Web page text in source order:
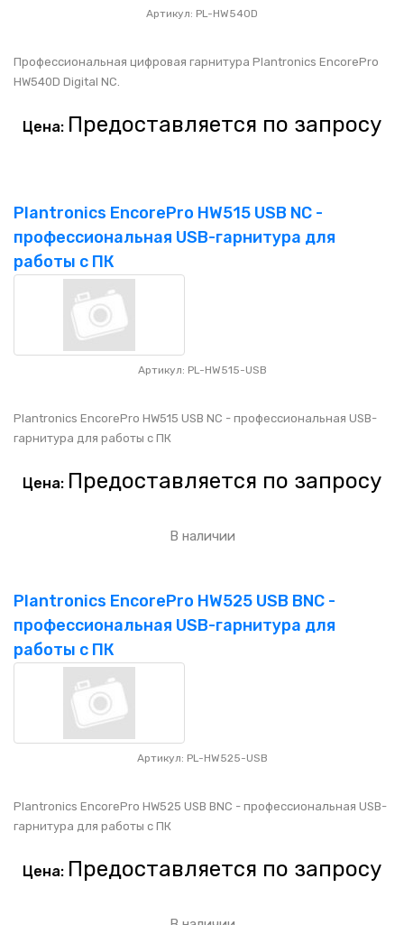
Артикул: PL-HW540D
Профессиональная цифровая гарнитура Plantronics EncorePro
HW540D Digital NC.
Цена: Предоставляется по запросу
Plantronics EncorePro HW515 USB NC -
профессиональная USB-гарнитура для
работы с ПК
Артикул: PL-HW515-USB
Plantronics EncorePro HW515 USB NC - профессиональная USB-
гарнитура для работы с ПК
Цена: Предоставляется по запросу
В наличии
Plantronics EncorePro HW525 USB BNC -
профессиональная USB-гарнитура для
работы с ПК
Артикул: PL-HW525-USB
Plantronics EncorePro HW525 USB BNC - профессиональная USB-
гарнитура для работы с ПК
Цена: Предоставляется по запросу